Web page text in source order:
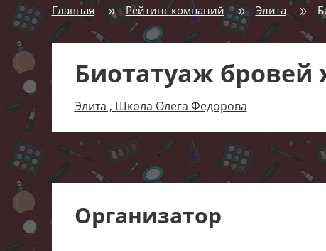
Главная Рейтинг компаний Элита
Биотатуаж бровей
Элита , Школа Олега Федорова
Организатор